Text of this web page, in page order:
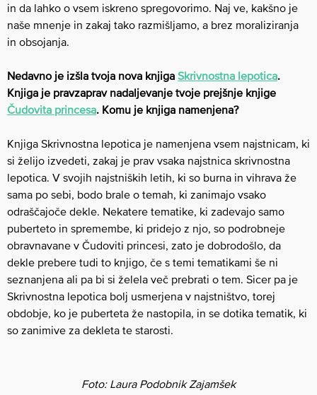
in da lahko o vsem iskreno spregovorimo. Naj ve, kakšno je
naše mnenje in zakaj tako razmišljamo, a brez moraliziranja
in obsojanja.
Nedavno je izšla tvoja nova knjiga Skrivnostna lepotica.
Knjiga je pravzaprav nadaljevanje tvoje prejšnje knjige
Čudovita princesa. Komu je knjiga namenjena?
Knjiga Skrivnostna lepotica je namenjena vsem najstnicam, ki
si želijo izvedeti, zakaj je prav vsaka najstnica skrivnostna
lepotica. V svojih najstniških letih, ki so burna in vihrava že
sama po sebi, bodo brale o temah, ki zanimajo vsako
odraščajoče dekle. Nekatere tematike, ki zadevajo samo
puberteto in spremembe, ki pridejo z njo, so podrobneje
obravnavane v Čudoviti princesi, zato je dobrodošlo, da
dekle prebere tudi to knjigo, če s temi tematikami še ni
seznanjena ali pa bi si želela več prebrati o tem. Sicer pa je
Skrivnostna lepotica bolj usmerjena v najstništvo, torej
obdobje, ko je puberteta že nastopila, in se dotika tematik, ki
so zanimive za dekleta te starosti.
Foto: Laura Podobnik Zajamšek